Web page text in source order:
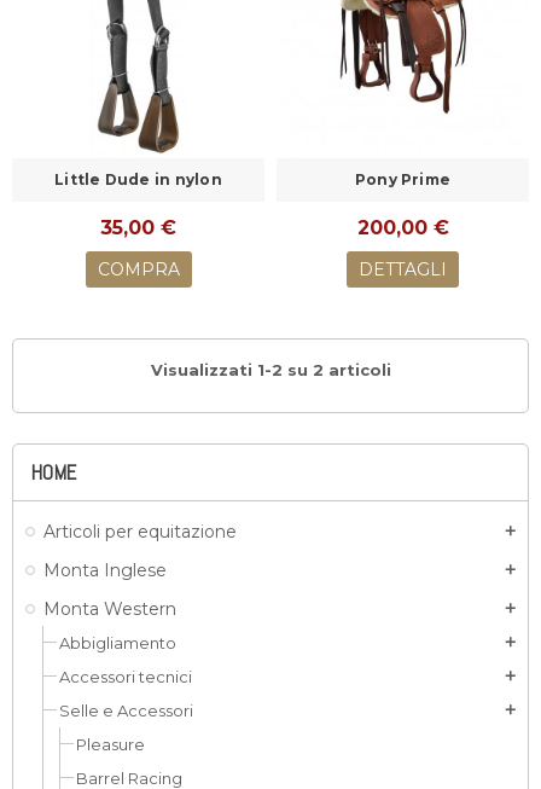
HOME
Articoli per equitazione add
Monta Inglese add
Monta Western add
Abbigliamento add
Accessori tecnici add
Selle e Accessori add
Pleasure
Barrel Racing
Little Dude in nylon
35,00 €
COMPRA
Pony Prime
200,00 €
DETTAGLI
Visualizzati 1-2 su 2 articoli